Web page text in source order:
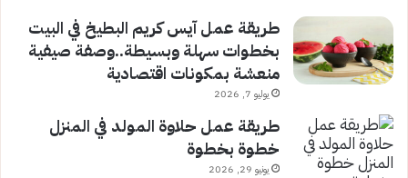
طريقة عمل آيس كريم البطيخ في البيت
بخطوات سهلة وبسيطة..وصفة صيفية
منعشة بمكونات اقتصادية
يوليو 7, 2026
طريقة عمل حلاوة المولد في المنزل
خطوة بخطوة
يونيو 29, 2026